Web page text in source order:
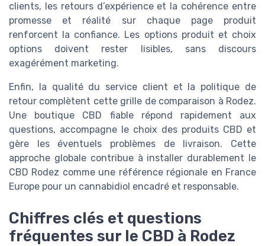
clients, les retours d’expérience et la cohérence entre
promesse et réalité sur chaque page produit
renforcent la confiance. Les options produit et choix
options doivent rester lisibles, sans discours
exagérément marketing.
Enfin, la qualité du service client et la politique de
retour complètent cette grille de comparaison à Rodez.
Une boutique CBD fiable répond rapidement aux
questions, accompagne le choix des produits CBD et
gère les éventuels problèmes de livraison. Cette
approche globale contribue à installer durablement le
CBD Rodez comme une référence régionale en France
Europe pour un cannabidiol encadré et responsable.
Chiffres clés et questions
fréquentes sur le CBD à Rodez